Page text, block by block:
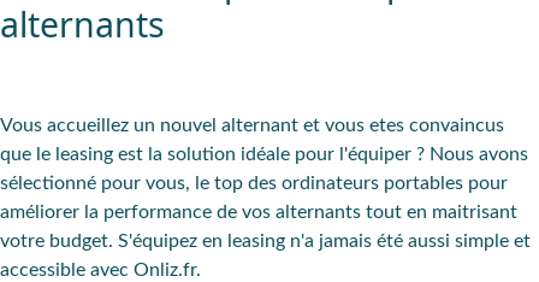
alternants
Vous accueillez un nouvel alternant et vous etes convaincus
que le leasing est la solution idéale pour l'équiper ? Nous avons
sélectionné pour vous, le top des ordinateurs portables pour
améliorer la performance de vos alternants tout en maitrisant
votre budget. S'équipez en leasing n'a jamais été aussi simple et
accessible avec Onliz.fr.